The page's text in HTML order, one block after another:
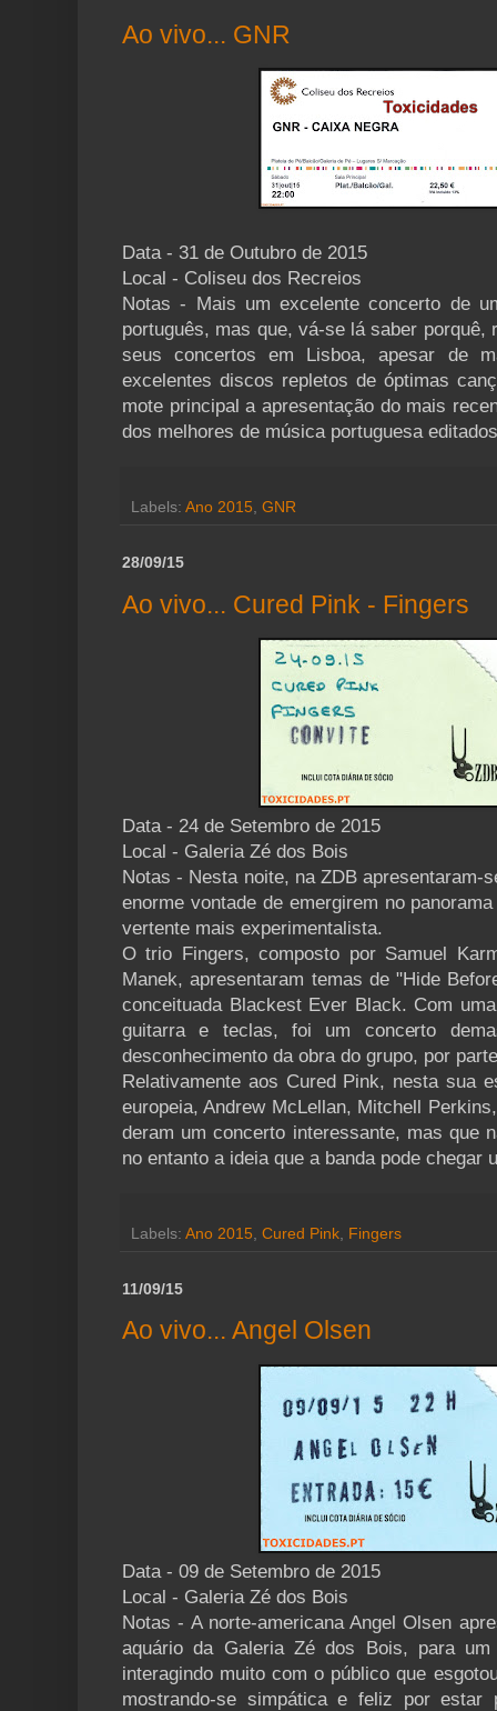
Ao vivo... GNR
Data - 31 de Outubro de 2015
Local - Coliseu dos Recreios
Notas - Mais um excelente concerto de
português, mas que, vá-se lá saber porquê,
seus concertos em Lisboa, apesar de
excelentes discos repletos de óptimas
mote principal a apresentação do mais
dos melhores de música portuguesa
Labels: Ano 2015, GNR
28/09/15
Ao vivo... Cured Pink - Fingers
Data - 24 de Setembro de 2015
Local - Galeria Zé dos Bois
Notas - Nesta noite, na ZDB apresentaram-
enorme vontade de emergirem no
vertente mais experimentalista.
O trio Fingers, composto por Samuel
Manek, apresentaram temas de "Hide
conceituada Blackest Ever Black. Com
guitarra e teclas, foi um concerto
desconhecimento da obra do grupo, por
Relativamente aos Cured Pink, nesta sua
europeia, Andrew McLellan, Mitchell
deram um concerto interessante, mas que
no entanto a ideia que a banda pode chegar
Labels: Ano 2015 Cured Pink Fingers
11/09/15
Ao vivo... Angel Olsen
Data - 09 de Setembro de 2015
Local - Galeria Zé dos Bois
Notas - A norte-americana Angel Olsen
aquário da Galeria Zé dos Bois, para
interagindo muito com o público que
mostrando-se simpática e feliz por estar